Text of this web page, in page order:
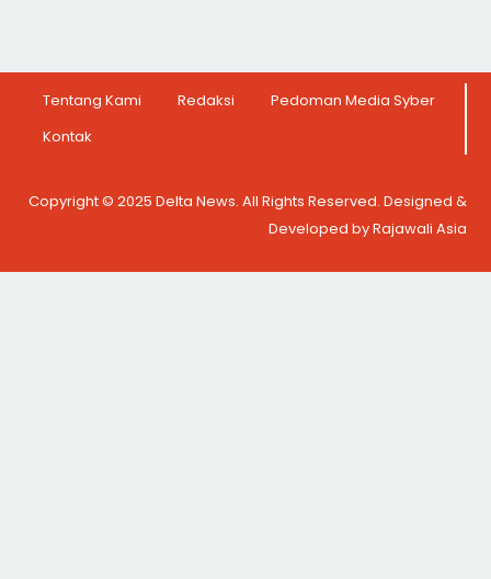
Tentang Kami Redaksi
Pedoman Media Syber
Kontak
Copyright © 2025 Delta News. All Rights Reserved. Designed &
Developed by Rajawali Asia